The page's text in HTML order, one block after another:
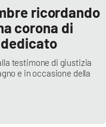
ricordando
corona di
testimone di giustizia
e in occasione della